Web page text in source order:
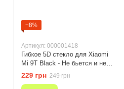
−8%
Артикул: 000001418
Гибкое 5D стекло для Xiaomi
Mi 9T Black - Не бьется и не
трескается
229 грн 249 грн